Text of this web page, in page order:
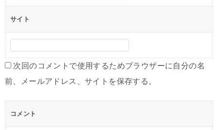
サイト
次回のコメントで使用するためブラウザーに自分の名
前、メールアドレス、サイトを保存する。
コメント